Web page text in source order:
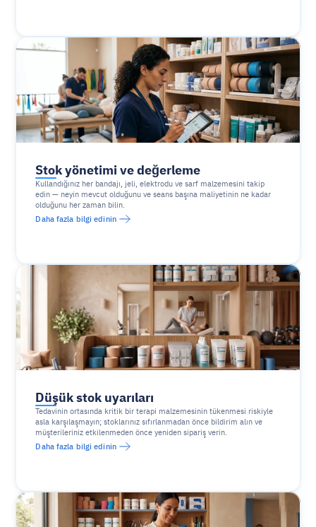
Stok yönetimi ve değerleme
Kullandığınız her bandajı, jeli, elektrodu ve sarf malzemesini takip
edin — neyin mevcut olduğunu ve seans başına maliyetinin ne kadar
olduğunu her zaman bilin.
Daha fazla bilgi edinin
Düşük stok uyarıları
Tedavinin ortasında kritik bir terapi malzemesinin tükenmesi riskiyle
asla karşılaşmayın; stoklarınız sıfırlanmadan önce bildirim alın ve
müşterileriniz etkilenmeden önce yeniden sipariş verin.
Daha fazla bilgi edinin